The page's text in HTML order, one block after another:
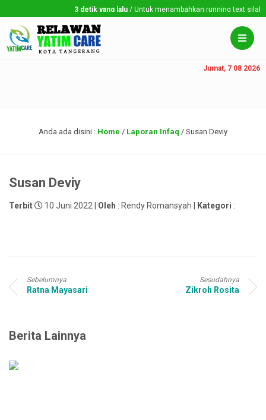
3 detik yang lalu/ Untuk menambahkan running text
Jumat, 7 08 2026
Anda ada disini : Home / Laporan Infaq / Susan Deviy
Susan Deviy
Terbit 10 Juni 2022 | Oleh : Rendy Romansyah | Kategori :
Sebelumnya
Ratna Mayasari
Sesudahnya
Zikroh Rosita
Berita Lainnya